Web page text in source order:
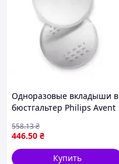
Одноразовые вкладыши в
бюстгальтер Philips Avent
446.50 ₴
558.13₴
Купить